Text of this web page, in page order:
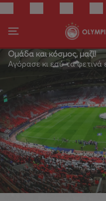
Ομάδα και κόσμος, μαζί!
Αγόρασε κι εσύ τα φετινά